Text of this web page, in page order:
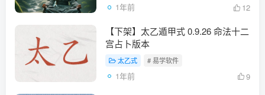
1年前 12
【下架】太乙遁甲式 0.9.26 命法十二
宫占卜版本
太乙式 # 易学软件
1年前 9